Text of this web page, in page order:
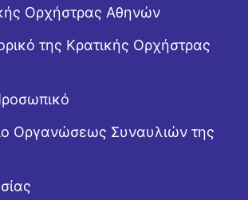
Ορχήστρας Αθηνών
της Κρατικής Ορχήστρας
Οργανώσεως Συναυλιών της